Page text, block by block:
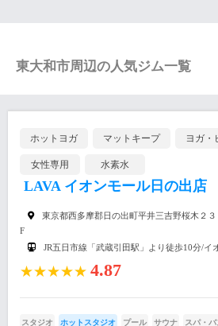
東大和市周辺の人気ジム一覧
ホットヨガ マットキープ ヨガ・
女性専用 水素水
LAVA イオンモール日の出店
東京都西多摩郡日の出町平井三吉野桜木２
F
JR五日市線「武蔵引田駅」より徒歩10分/イ
★★★★★ 4.87
スタジオ ホットスタジオ プール サウナ スパ・